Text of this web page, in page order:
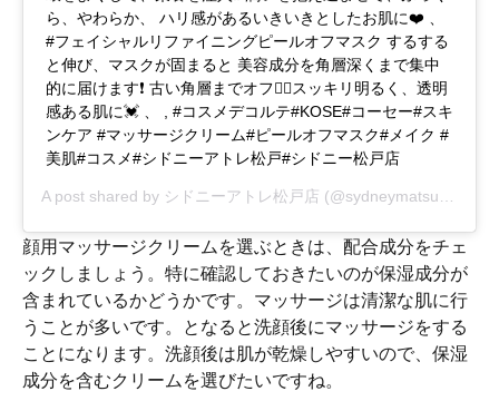
ら、やわらか、 ハリ感があるいきいきとしたお肌に❤️ 、
#フェイシャルリファイニングピールオフマスク するする
と伸び、マスクが固まると 美容成分を角層深くまで集中
的に届けます❗️ 古い角層までオフ👌🏻スッキリ明るく、透明
感ある肌に💓 、 , #コスメデコルテ#KOSE#コーセー#スキ
ンケア #マッサージクリーム#ピールオフマスク#メイク #
美肌#コスメ#シドニーアトレ松戸#シドニー松戸店
A post shared by シドニーアトレ松戸店 (@sydneymatsudo72) on
顔用マッサージクリームを選ぶときは、配合成分をチェ
ックしましょう。特に確認しておきたいのが保湿成分が
含まれているかどうかです。マッサージは清潔な肌に行
うことが多いです。となると洗顔後にマッサージをする
ことになります。洗顔後は肌が乾燥しやすいので、保湿
成分を含むクリームを選びたいですね。